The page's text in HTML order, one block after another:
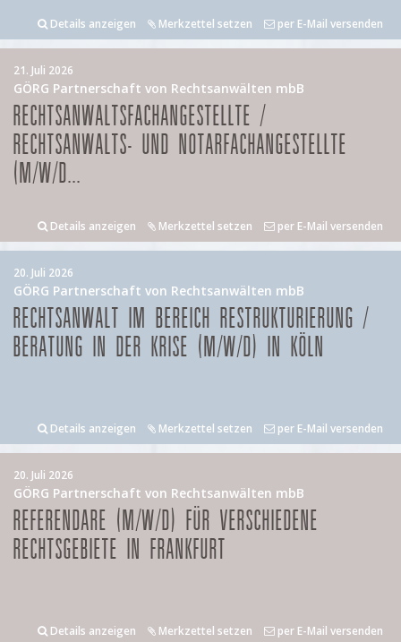
Details anzeigen Merkzettel setzen per E-Mail versenden
21. Juli 2026
GÖRG Partnerschaft von Rechtsanwälten mbB
RECHTSANWALTSFACHANGESTELLTE /
RECHTSANWALTS- UND NOTARFACHANGESTELLTE
(M/W/D...
Details anzeigen Merkzettel setzen per E-Mail versenden
20. Juli 2026
GÖRG Partnerschaft von Rechtsanwälten mbB
RECHTSANWALT IM BEREICH RESTRUKTURIERUNG /
BERATUNG IN DER KRISE (M/W/D) IN KÖLN
Details anzeigen Merkzettel setzen per E-Mail versenden
20. Juli 2026
GÖRG Partnerschaft von Rechtsanwälten mbB
REFERENDARE (M/W/D) FÜR VERSCHIEDENE
RECHTSGEBIETE IN FRANKFURT
Details anzeigen Merkzettel setzen per E-Mail versenden